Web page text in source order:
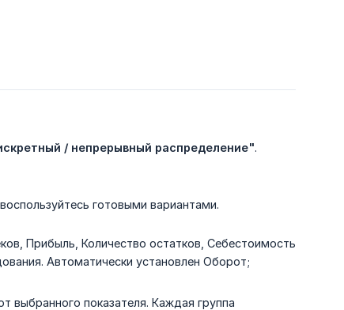
/ непрерывный распределение".
готовыми вариантами.
Прибыль, Количество остатков, Себестоимость
Автоматически установлен Оборот;
выбранного показателя. Каждая группа